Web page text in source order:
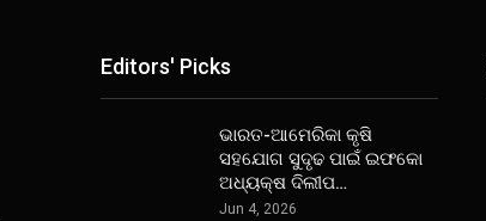
Editors' Picks
ଭାରତ-ଆମେରିକା କୃଷି
ସହଯୋଗ ସୁଦୃଢ ପାଇଁ ଇଫକୋ
ଅଧ୍ୟକ୍ଷ ଦିଲୀପ…
Jun 4, 2026